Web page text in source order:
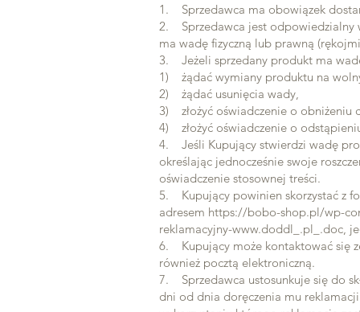
1. Sprzedawca ma obowiązek
2. Sprzedawca jest odpowiedzialny
ma wadę fizyczną lub prawną
3. Jeżeli sprzedany produkt ma
1) żądać wymiany produktu na
2) żądać usunięcia wady,
3) złożyć oświadczenie o obniżeniu
4) złożyć oświadczenie o
4. Jeśli Kupujący stwierdzi wadę
określając jednocześnie swoje
oświadczenie stosownej treści.
5. Kupujący powinien skorzystać z
adresem https://bobo-shop.pl/wp-
reklamacyjny-www.doddl_.pl_.doc,
6. Kupujący może kontaktować się
również pocztą elektroniczną.
7. Sprzedawca ustosunkuje się do
dni od dnia doręczenia mu